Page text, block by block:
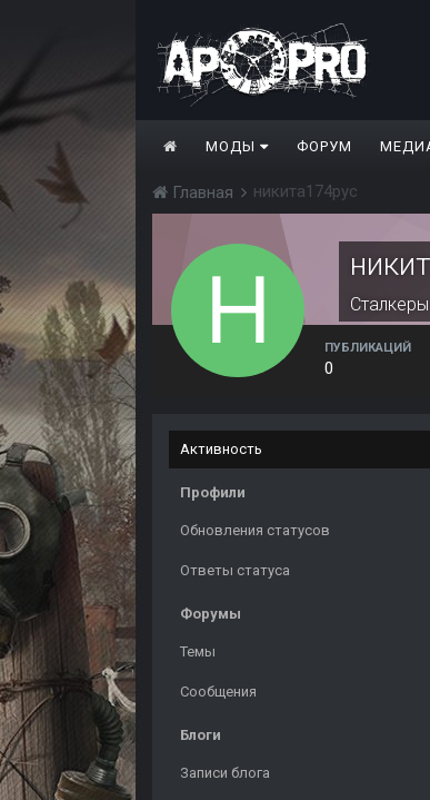
МОДЫ ФОРУМ
Главная никита174рус
Сталкеры
ПУБЛИКАЦИЙ
0
Активность
Профили
Обновления статусов
Ответы статуса
Форумы
Темы
Сообщения
Блоги
Записи блога